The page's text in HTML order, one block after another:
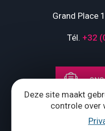
Deze site maakt
controle over
Grand Place
Tél. +32
ONS
Volg ons